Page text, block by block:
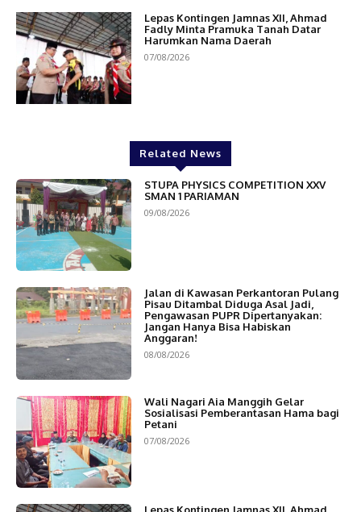
Lepas Kontingen Jamnas XII, Ahmad
Fadly Minta Pramuka Tanah Datar
Harumkan Nama Daerah
07/08/2026
Related News
STUPA PHYSICS COMPETITION XXV
SMAN 1 PARIAMAN
09/08/2026
Jalan di Kawasan Perkantoran Pulang
Pisau Ditambal Diduga Asal Jadi,
Pengawasan PUPR Dipertanyakan:
Jangan Hanya Bisa Habiskan
Anggaran!
08/08/2026
Wali Nagari Aia Manggih Gelar
Sosialisasi Pemberantasan Hama bagi
Petani
07/08/2026